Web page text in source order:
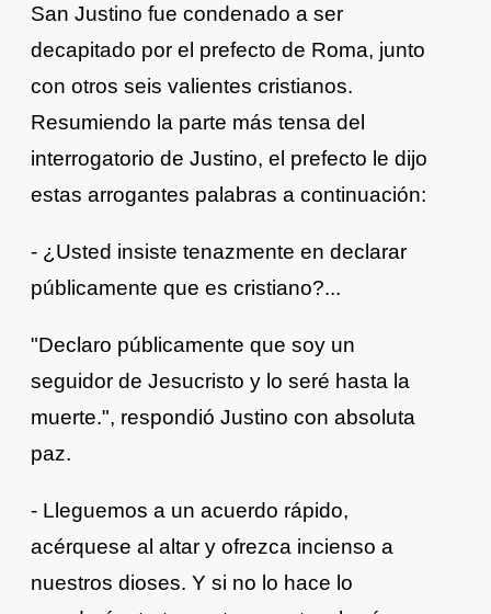
San Justino fue condenado a ser
decapitado por el prefecto de Roma, junto
con otros seis valientes cristianos.
Resumiendo la parte más tensa del
interrogatorio de Justino, el prefecto le dijo
estas arrogantes palabras a continuación:
- ¿Usted insiste tenazmente en declarar
públicamente que es cristiano?...
"Declaro públicamente que soy un
seguidor de Jesucristo y lo seré hasta la
muerte.", respondió Justino con absoluta
paz.
- Lleguemos a un acuerdo rápido,
acérquese al altar y ofrezca incienso a
nuestros dioses. Y si no lo hace lo